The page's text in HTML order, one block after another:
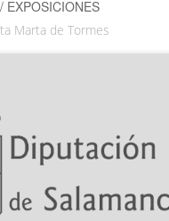
EXPOSICIONES
Marta de Tormes